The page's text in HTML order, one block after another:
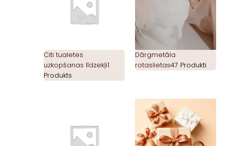
Citi tualetes
uzkopšanas līdzekļi1
Produkts
Dārgmetāla
rotaslietas47 Produkti